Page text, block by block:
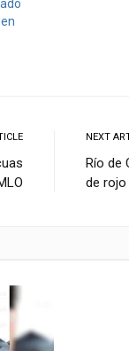
NEXT
Río de
de rojo